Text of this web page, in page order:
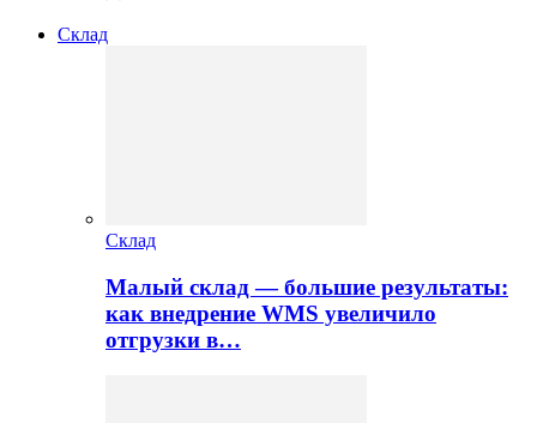
Склад
Склад
Малый склад — большие результаты:
как внедрение WMS увеличило
отгрузки в…